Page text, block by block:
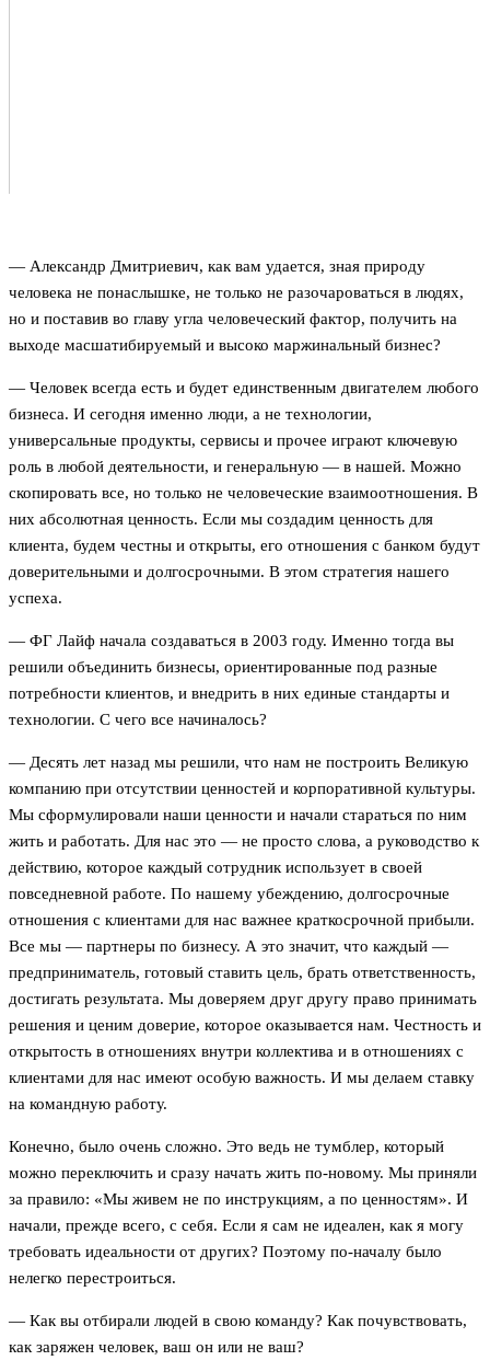
— Александр Дмитриевич, как вам удается, зная природу
человека не понаслышке, не только не разочароваться в людях,
но и поставив во главу угла человеческий фактор, получить на
выходе масшатибируемый и высоко маржинальный бизнес?
— Человек всегда есть и будет единственным двигателем любого
бизнеса. И сегодня именно люди, а не технологии,
универсальные продукты, сервисы и прочее играют ключевую
роль в любой деятельности, и генеральную — в нашей. Можно
скопировать все, но только не человеческие взаимоотношения. В
них абсолютная ценность. Если мы создадим ценность для
клиента, будем честны и открыты, его отношения с банком будут
доверительными и долгосрочными. В этом стратегия нашего
успеха.
— ФГ Лайф начала создаваться в 2003 году. Именно тогда вы
решили объединить бизнесы, ориентированные под разные
потребности клиентов, и внедрить в них единые стандарты и
технологии. С чего все начиналось?
— Десять лет назад мы решили, что нам не построить Великую
компанию при отсутствии ценностей и корпоративной культуры.
Мы сформулировали наши ценности и начали стараться по ним
жить и работать. Для нас это — не просто слова, а руководство к
действию, которое каждый сотрудник использует в своей
повседневной работе. По нашему убеждению, долгосрочные
отношения с клиентами для нас важнее краткосрочной прибыли.
Все мы — партнеры по бизнесу. А это значит, что каждый —
предприниматель, готовый ставить цель, брать ответственность,
достигать результата. Мы доверяем друг другу право принимать
решения и ценим доверие, которое оказывается нам. Честность и
открытость в отношениях внутри коллектива и в отношениях с
клиентами для нас имеют особую важность. И мы делаем ставку
на командную работу.
Конечно, было очень сложно. Это ведь не тумблер, который
можно переключить и сразу начать жить по-новому. Мы приняли
за правило: «Мы живем не по инструкциям, а по ценностям». И
начали, прежде всего, с себя. Если я сам не идеален, как я могу
требовать идеальности от других? Поэтому по-началу было
нелегко перестроиться.
— Как вы отбирали людей в свою команду? Как почувствовать,
как заряжен человек, ваш он или не ваш?